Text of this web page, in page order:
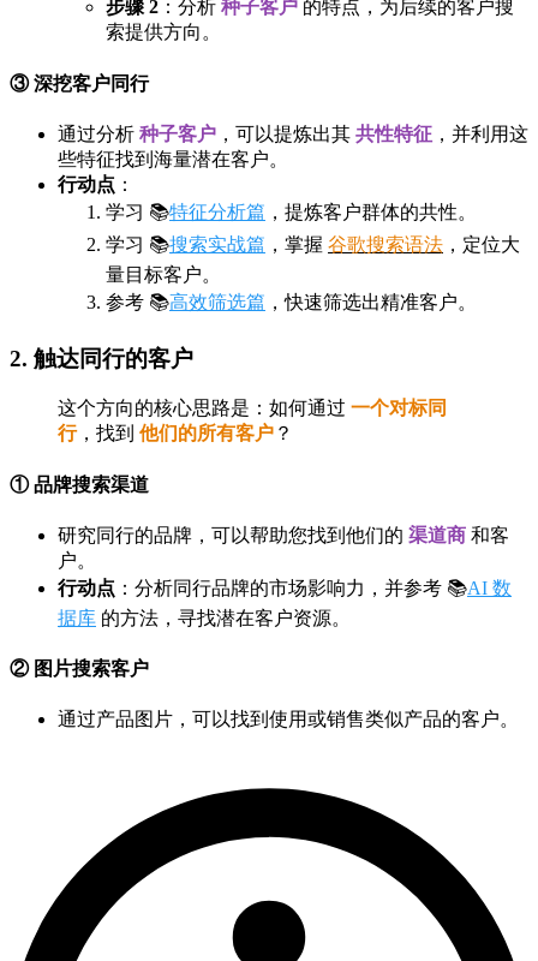
步骤 2 ：分析 种子客户 的特点，为后续的客户搜
索提供方向。
③ 深挖客户同行
通过分析 种子客户 ，可以提炼出其 共性特征 ，并利用这
些特征找到海量潜在客户。
行动点 ：
学习 📚特征分析篇 ，提炼客户群体的共性。
学习 📚搜索实战篇 ，掌握 谷歌搜索语法 ，定位大
量目标客户。
参考 📚高效筛选篇 ，快速筛选出精准客户。
2. 触达同行的客户
这个方向的核心思路是：如何通过 一个对标同
行，找到 他们的所有客户 ？
① 品牌搜索渠道
研究同行的品牌，可以帮助您找到他们的 渠道商 和客
户。
行动点 ：分析同行品牌的市场影响力，并参考 📚AI 数
据库 的方法，寻找潜在客户资源。
② 图片搜索客户
通过产品图片，可以找到使用或销售类似产品的客户。